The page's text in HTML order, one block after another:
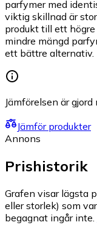
parfymer med
viktig skillnad är
produkt till ett högre
mindre mängd
ett bättre alternativ.
Jämförelsen är
Jämför produkter
Annons
Prishistorik
Grafen visar lägsta
eller storlek) som
begagnat ingår inte.